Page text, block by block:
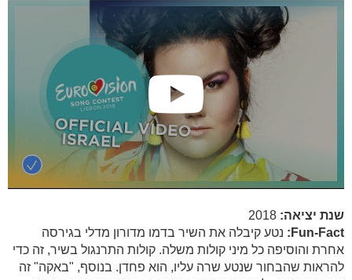
שנת יציאה:
Fun-Fact:
נטע קיבלה את השיר בדמו מדורון מדלי בגירסה
אחרת והוסיפה כל מיני קולות משלה. קולות התרנגול בשיר, זה כדי
להראות שהבחור שנטע שרה עליו, הוא פחדן. בנוסף, "באקה" זה